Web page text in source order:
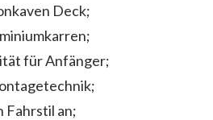
Deck;
für Anfänger;
Fahrstil an;